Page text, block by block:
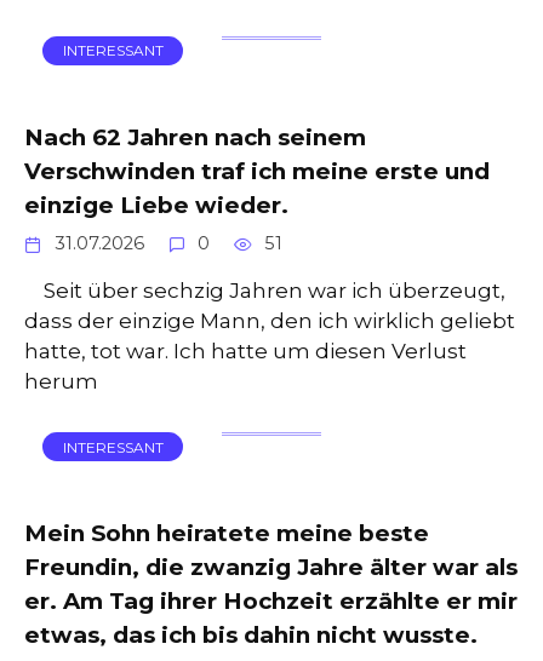
INTERESSANT
Nach 62 Jahren nach seinem
Verschwinden traf ich meine erste und
einzige Liebe wieder.
31.07.2026 0 51
Seit über sechzig Jahren war ich überzeugt,
dass der einzige Mann, den ich wirklich geliebt
hatte, tot war. Ich hatte um diesen Verlust
herum
INTERESSANT
Mein Sohn heiratete meine beste
Freundin, die zwanzig Jahre älter war als
er. Am Tag ihrer Hochzeit erzählte er mir
etwas, das ich bis dahin nicht wusste.